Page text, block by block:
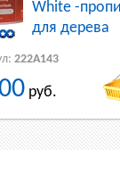
White -
для дерева
222A143
руб.